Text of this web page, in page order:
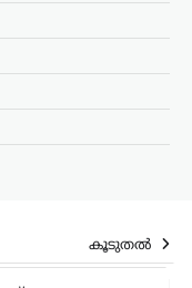
കൂടുതൽ
,വാർത്തകൾ
ഓഫ്
കേസിൽ
ഡ്രൈവിങ്